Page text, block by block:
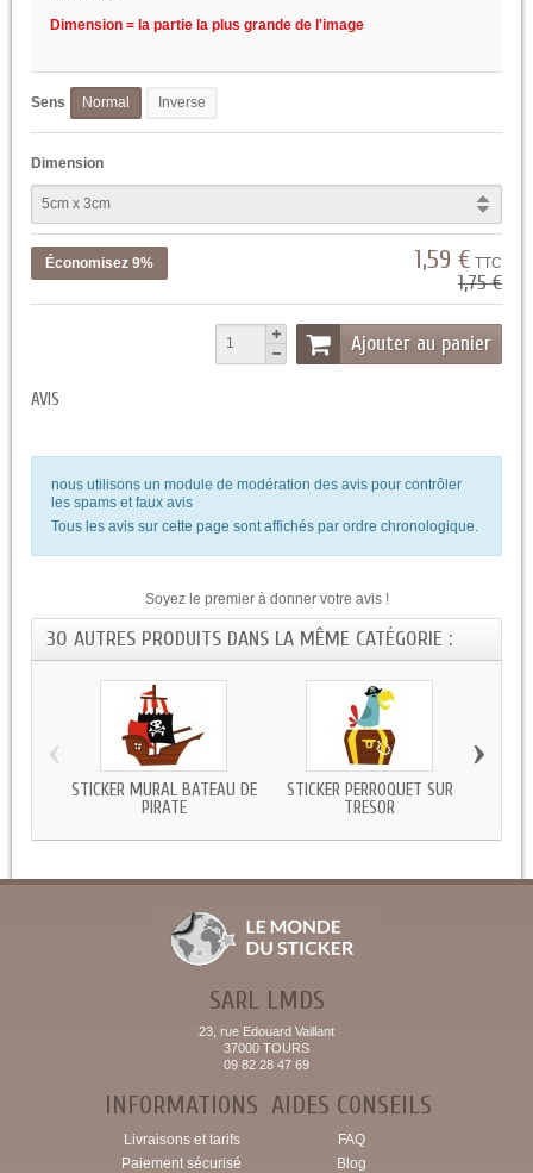
Dimension = la partie la plus grande de l'image
Sens Normal Inverse
Dimension
Économisez 9% 1,59 € TTC
1,75 €
Ajouter au panier
AVIS
nous utilisons un module de modération des avis pour contrôler
les spams et faux avis
Tous les avis sur cette page sont affichés par ordre chronologique.
Soyez le premier à donner votre avis !
30 AUTRES PRODUITS DANS LA MÊME CATÉGORIE :
STICKER MURAL BATEAU DE
PIRATE
STICKER PERROQUET SUR
TRESOR
‹ ›
SARL LMDS
23, rue Edouard Vaillant
37000 TOURS
09 82 28 47 69
INFORMATIONS
Livraisons et tarifs
Paiement sécurisé
AIDES CONSEILS
FAQ
Blog